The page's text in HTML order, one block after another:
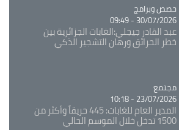
Catégorie
حصص وبرامج
30/07/2026 - 09:49
عبد القادر جيجلي:الغابات الجزائرية بين
خطر الحرائق ورهان التشجير الذكي
Catégorie
مجتمع
23/07/2026 - 10:18
المدير العام للغابات: 445 حريقاً وأكثر من
1500 تدخل خلال الموسم الحالي